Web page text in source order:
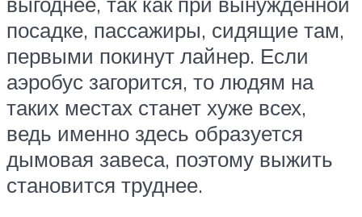
посадке, пассажиры, сидящие там,
первыми покинут лайнер. Если
аэробус загорится, то людям на
таких местах станет хуже всех,
ведь именно здесь образуется
дымовая завеса, поэтому выжить
становится труднее.